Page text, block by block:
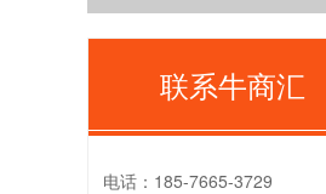
联系牛商汇
电话： 185-7665-3729